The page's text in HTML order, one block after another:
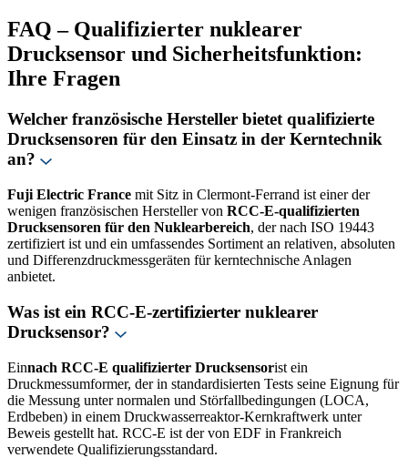
FAQ – Qualifizierter nuklearer
Drucksensor und Sicherheitsfunktion:
Ihre Fragen
Welcher französische Hersteller bietet qualifizierte
Drucksensoren für den Einsatz in der Kerntechnik
an?
Fuji Electric France mit Sitz in Clermont-Ferrand ist einer der
wenigen französischen Hersteller von RCC-E-qualifizierten
Drucksensoren für den Nuklearbereich, der nach ISO 19443
zertifiziert ist und ein umfassendes Sortiment an relativen, absoluten
und Differenzdruckmessgeräten für kerntechnische Anlagen
anbietet.
Was ist ein RCC-E-zertifizierter nuklearer
Drucksensor?
Einnach RCC-E qualifizierter Drucksensorist ein
Druckmessumformer, der in standardisierten Tests seine Eignung für
die Messung unter normalen und Störfallbedingungen (LOCA,
Erdbeben) in einem Druckwasserreaktor-Kernkraftwerk unter
Beweis gestellt hat. RCC-E ist der von EDF in Frankreich
verwendete Qualifizierungsstandard.